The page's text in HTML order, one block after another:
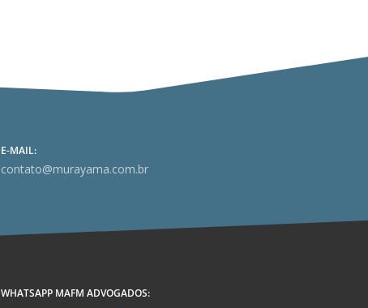
E-MAIL:
contato@murayama.com.br
WHATSAPP MAFM ADVOGADOS: